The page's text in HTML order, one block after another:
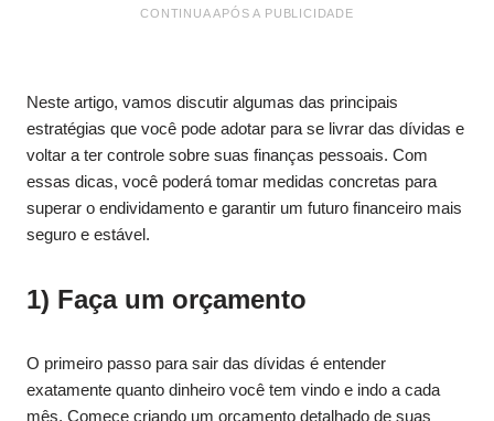
CONTINUA APÓS A PUBLICIDADE
Neste artigo, vamos discutir algumas das principais
estratégias que você pode adotar para se livrar das dívidas e
voltar a ter controle sobre suas finanças pessoais. Com
essas dicas, você poderá tomar medidas concretas para
superar o endividamento e garantir um futuro financeiro mais
seguro e estável.
1) Faça um orçamento
O primeiro passo para sair das dívidas é entender
exatamente quanto dinheiro você tem vindo e indo a cada
mês. Comece criando um orçamento detalhado de suas